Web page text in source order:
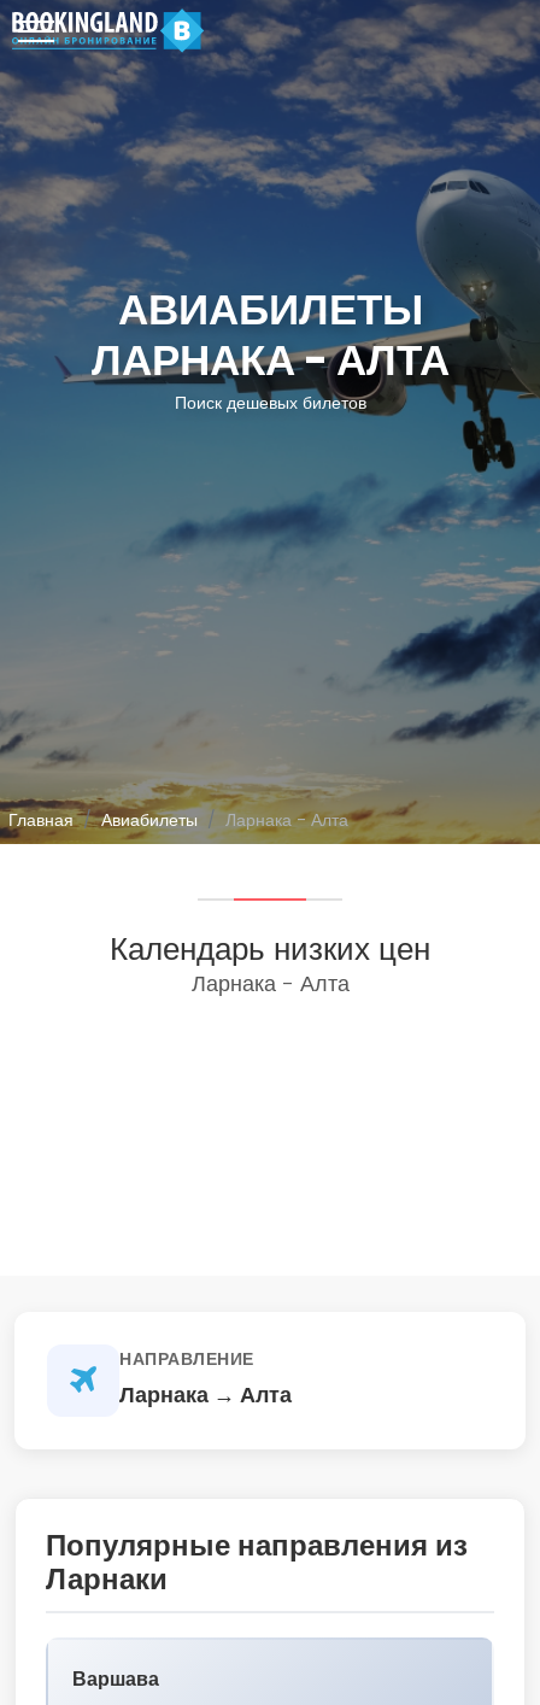
АВИАБИЛЕТЫ
ЛАРНАКА - АЛТА
Поиск дешевых билетов
Главная Авиабилеты Ларнака - Алта
Календарь низких цен
Ларнака - Алта
НАПРАВЛЕНИЕ
Ларнака → Алта
Популярные направления из
Ларнаки
Варшава